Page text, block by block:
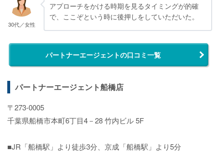
30代／女性
アプローチをかける時期を見るタイミングが的確
で、ここぞという時に後押しをしていただいた。
パートナーエージェントの口コミ一覧
パートナーエージェント船橋店
〒273-0005
千葉県船橋市本町6丁目4－28 竹内ビル 5F
■JR「船橋駅」より徒歩3分、京成「船橋駅」より5分